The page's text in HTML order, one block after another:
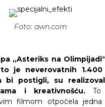
Foto: awn.com
„Asteriks na
je neverovatnih 1.400
bi postigli, su
i kreativnošću.
filmom otpočela